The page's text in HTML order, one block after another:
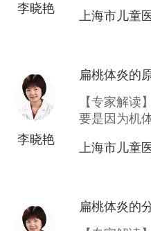
李晓艳
咽、语言障
上海市儿童
李晓艳
扁桃体炎的
【专家解读
要是因为机
加强，扁桃
上海市儿童
扁桃体炎的